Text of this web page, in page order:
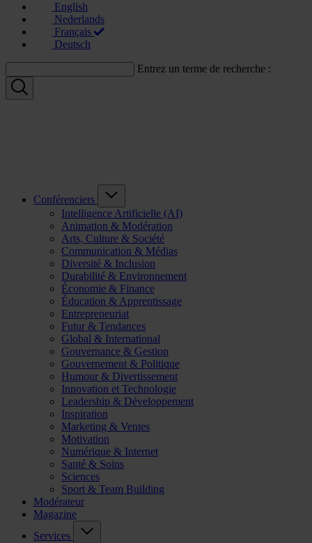
English
Nederlands
Français
Deutsch
Entrez un terme de recherche :
Conférenciers
Intelligence Artificielle (AI)
Animation & Modération
Arts, Culture & Société
Communication & Médias
Diversité & Inclusion
Durabilité & Environnement
Économie & Finance
Éducation & Apprentissage
Entrepreneuriat
Futur & Tendances
Global & International
Gouvernance & Gestion
Gouvernement & Politique
Humour & Divertissement
Innovation et Technologie
Leadership & Développement
Inspiration
Marketing & Ventes
Motivation
Numérique & Internet
Santé & Soins
Sciences
Sport & Team Building
Modérateur
Magazine
Services